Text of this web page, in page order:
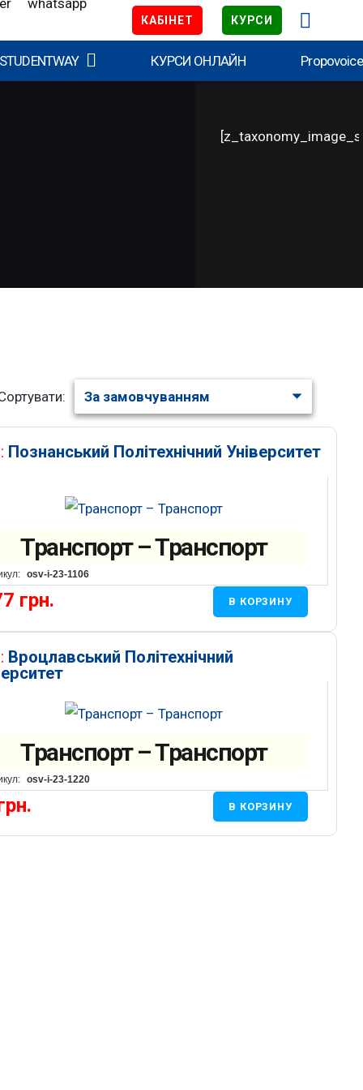
КАБІНЕТ КУРСИ
КУРСИ ОНЛАЙН
Познанський Політехнічний Університет
Транспорт – Транспорт
osv-i-23-1106
грн. В КОРЗИНУ
Вроцлавський Політехнічний
Транспорт – Транспорт
osv-i-23-1220
В КОРЗИНУ